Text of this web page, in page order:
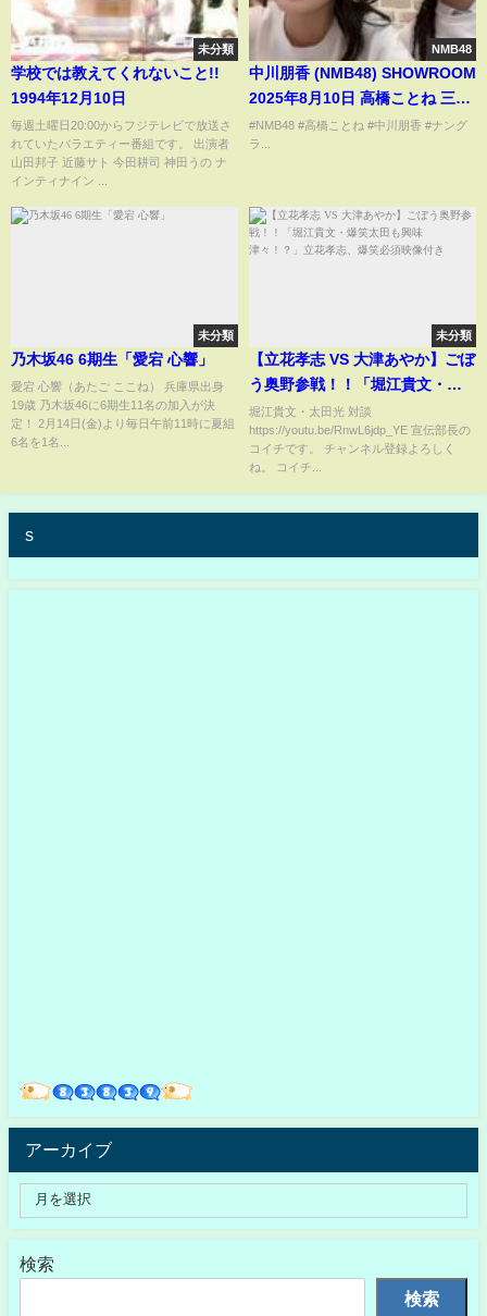
未分類
学校では教えてくれないこと!!
1994年12月10日
毎週土曜日20:00からフジテレビで放送さ
れていたバラエティー番組です。 出演者
山田邦子 近藤サト 今田耕司 神田うの ナ
インティナイン ...
NMB48
中川朋香 (NMB48) SHOWROOM
2025年8月10日 高橋ことね 三鴨
くるみ 宮原心音 澁谷愛紗南
#NMB48 #高橋ことね #中川朋香 #ナング
ラ...
未分類
乃木坂46 6期生「愛宕 心響」
愛宕 心響（あたご ここね） 兵庫県出身
19歳 乃木坂46に6期生11名の加入が決
定！ 2月14日(金)より毎日午前11時に夏組
6名を1名...
未分類
【立花孝志 VS 大津あやか】ごぼ
う奥野参戦！！「堀江貴文・爆
笑太田も興味津々！？」立花孝
志、爆笑必須映像付き
堀江貴文・太田光 対談
https://youtu.be/RnwL6jdp_YE 宣伝部長の
コイチです。 チャンネル登録よろしく
ね。 コイチ...
s
アーカイブ
検索
検索